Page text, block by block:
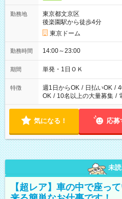
勤務地
東京都文京区
後楽園駅から徒歩4分
東京ドーム
勤務時間 14:00～23:00
期間 単発・1日ＯＫ
特徴 週1日からOK / 日払いOK /
OK / 10名以上の大量募集 /
気になる！ 応募
未読
【超レア】車の中で座っ